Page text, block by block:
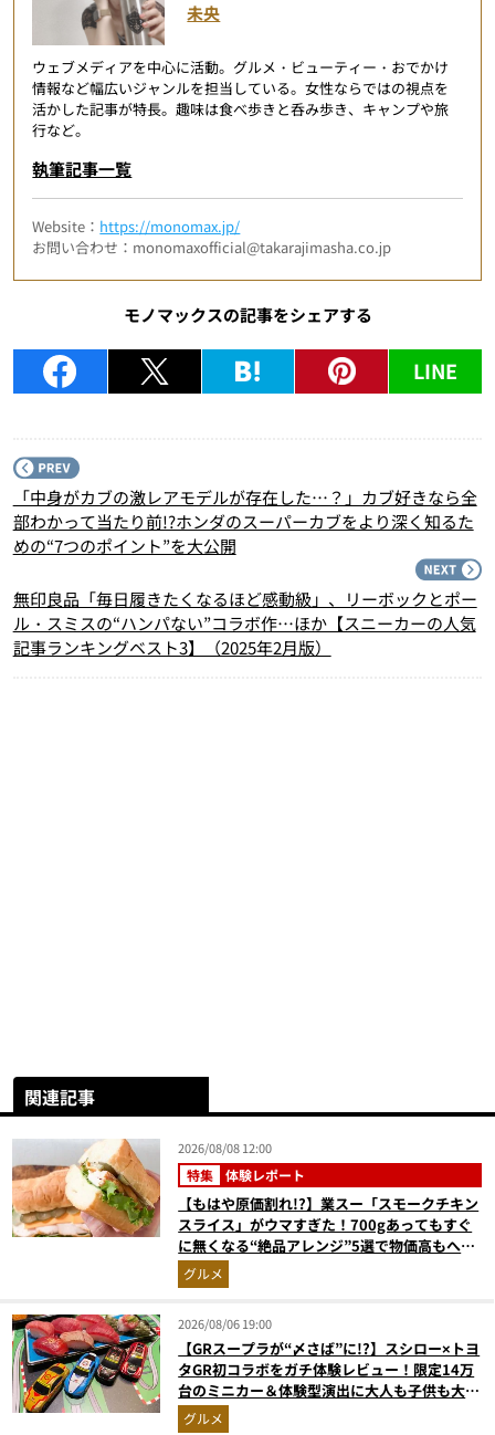
未央
ウェブメディアを中心に活動。グルメ・ビューティー・おでかけ
情報など幅広いジャンルを担当している。女性ならではの視点を
活かした記事が特長。趣味は食べ歩きと呑み歩き、キャンプや旅
行など。
執筆記事一覧
Website： https://monomax.jp/
お問い合わせ：monomaxofficial@takarajimasha.co.jp
モノマックスの記事をシェアする
LINE
「中身がカブの激レアモデルが存在した…？」カブ好きなら全
部わかって当たり前!?ホンダのスーパーカブをより深く知るた
めの“7つのポイント”を大公開
無印良品「毎日履きたくなるほど感動級」、リーボックとポー
ル・スミスの“ハンパない”コラボ作…ほか【スニーカーの人気
記事ランキングベスト3】（2025年2月版）
関連記事
2026/08/08 12:00
特集 体験レポート
【もはや原価割れ!?】業スー「スモークチキン
スライス」がウマすぎた！700gあってもすぐ
に無くなる“絶品アレンジ”5選で物価高もへっ
ちゃら
グルメ
2026/08/06 19:00
【GRスープラが“〆さば”に!?】スシロー×トヨ
タGR初コラボをガチ体験レビュー！限定14万
台のミニカー＆体験型演出に大人も子供も大興
奮間違いなし
グルメ